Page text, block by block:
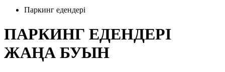
Паркинг едендері
ПАРКИНГ ЕДЕНДЕРІ
ЖАҢА БУЫН